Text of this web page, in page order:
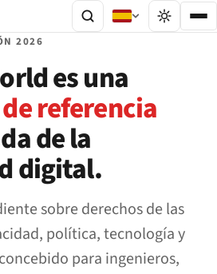
2026
es una
referencia
de la
digital.
sobre derechos de las
política, tecnología y
para ingenieros,